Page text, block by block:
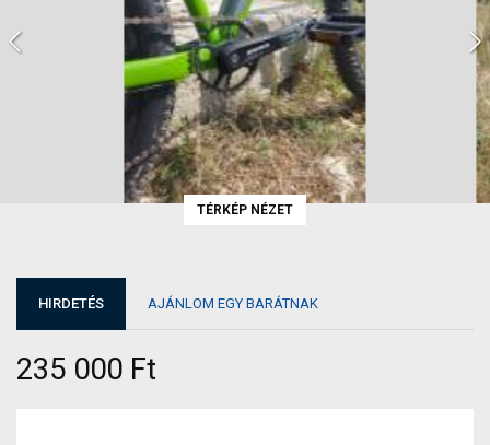
TÉRKÉP NÉZET
HIRDETÉS AJÁNLOM EGY BARÁTNAK
235 000 Ft